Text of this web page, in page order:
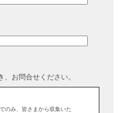
お問合せください。
のみ、皆さまから収集いた